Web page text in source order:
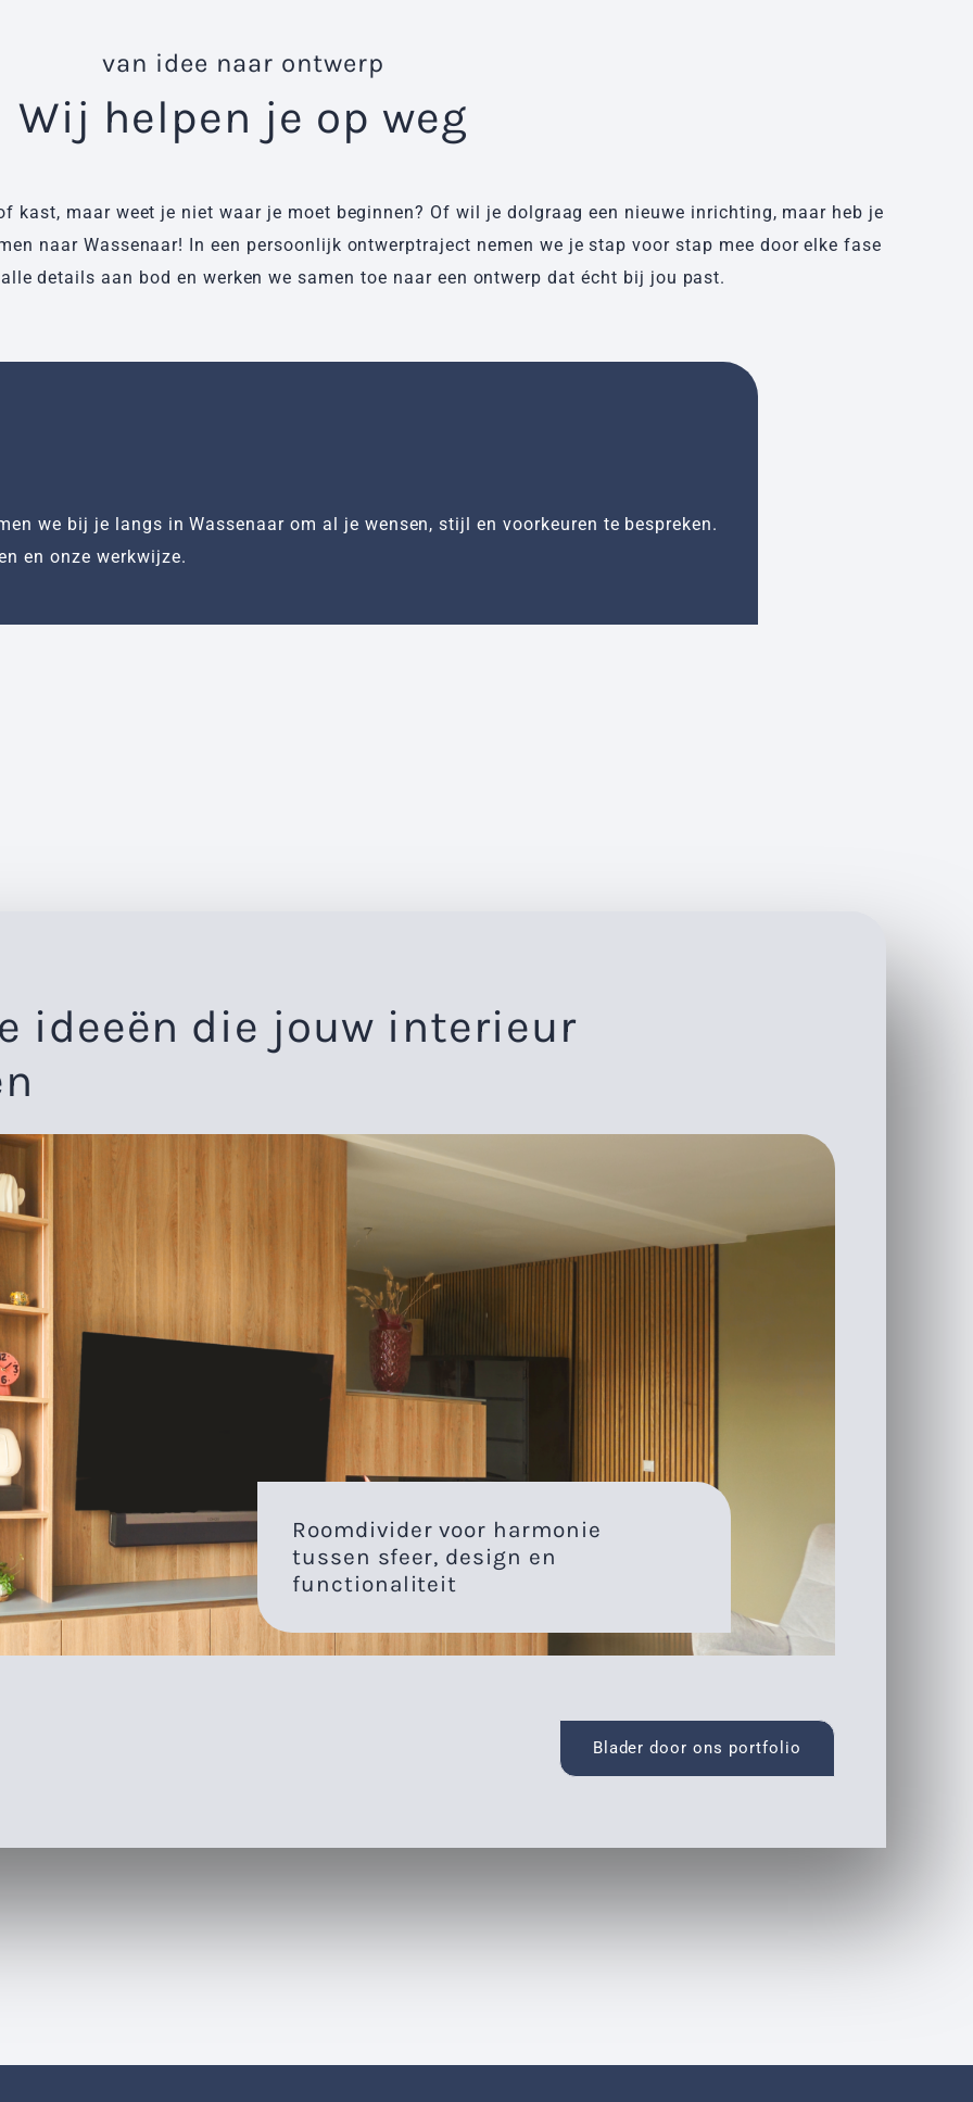
van idee naar ontwerp
Wij helpen je op weg
kast, maar weet je niet waar je moet beginnen? Of wil je dolgraag een nieuwe inrichting, maar heb je
naar Wassenaar! In een persoonlijk ontwerptraject nemen we je stap voor stap mee door elke fase
details aan bod en werken we samen toe naar een ontwerp dat écht bij jou past.
we bij je langs in Wassenaar om al je wensen, stijl en voorkeuren te bespreken.
en onze werkwijze.
ideeën die jouw interieur
Roomdivider voor harmonie
tussen sfeer, design en
functionaliteit
Blader door ons portfolio